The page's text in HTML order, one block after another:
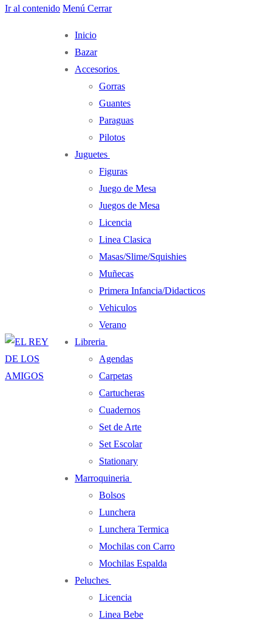
Ir al contenido Menú Cerrar
Inicio
Bazar
Accesorios
Gorras
Guantes
Paraguas
Pilotos
Juguetes
Figuras
Juego de Mesa
Juegos de Mesa
Licencia
Linea Clasica
Masas/Slime/Squishies
Muñecas
Primera Infancia/Didacticos
Vehiculos
Verano
Libreria
Agendas
Carpetas
Cartucheras
Cuadernos
Set de Arte
Set Escolar
Stationary
Marroquineria
Bolsos
Lunchera
Lunchera Termica
Mochilas con Carro
Mochilas Espalda
Peluches
Licencia
Linea Bebe